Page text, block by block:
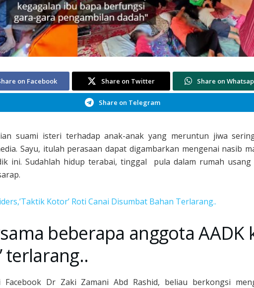
on Facebook Share on Twitter Share on
Share on Telegram
suami isteri terhadap anak-anak yang meruntun jiwa
Sayu, itulah perasaan dapat digambarkan mengenai nasib
ini. Sudahlah hidup terabai, tinggal pula dalam rumah usang
Kotor’ Roti Canai Disumbat Bahan Terlarang..
beberapa anggota AADK
terlarang..
Dr Zaki Zamani Abd Rashid, beliau berkongsi